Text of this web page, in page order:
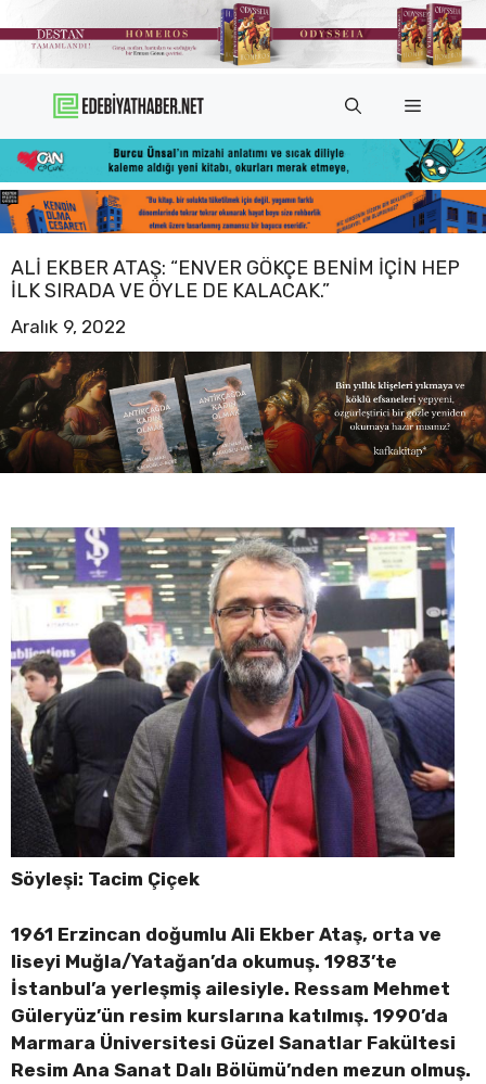
atla
Menü
ALI EKBER ATAŞ: “ENVER GÖKÇE BENIM IÇIN HEP
ILK SIRADA VE ÖYLE DE KALACAK.”
Aralık 9, 2022
Söyleşi: Tacim Çiçek
1961 Erzincan doğumlu Ali Ekber Ataş, orta ve
liseyi Muğla/Yatağan’da okumuş. 1983’te
İstanbul’a yerleşmiş ailesiyle. Ressam Mehmet
Güleryüz’ün resim kurslarına katılmış. 1990’da
Marmara Üniversitesi Güzel Sanatlar Fakültesi
Resim Ana Sanat Dalı Bölümü’nden mezun olmuş.